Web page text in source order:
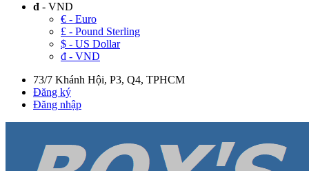
đ - VND
€ - Euro
£ - Pound Sterling
$ - US Dollar
đ - VND
73/7 Khánh Hội, P3, Q4, TPHCM
Đăng ký
Đăng nhập